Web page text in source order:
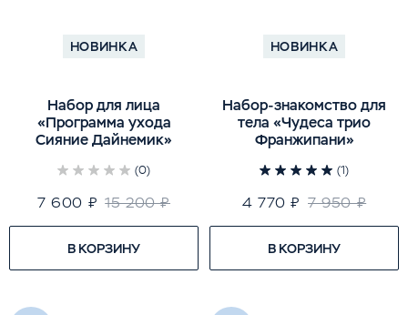
НОВИНКА
(0)
Набор для лица
«Программа ухода
Сияние Дайнемик»
7 600 ₽ 15 200 ₽
В КОРЗИНУ
НОВИНКА
(1)
Набор-знакомство для
тела «Чудеса трио
Франжипани»
4 770 ₽ 7 950 ₽
В КОРЗИНУ